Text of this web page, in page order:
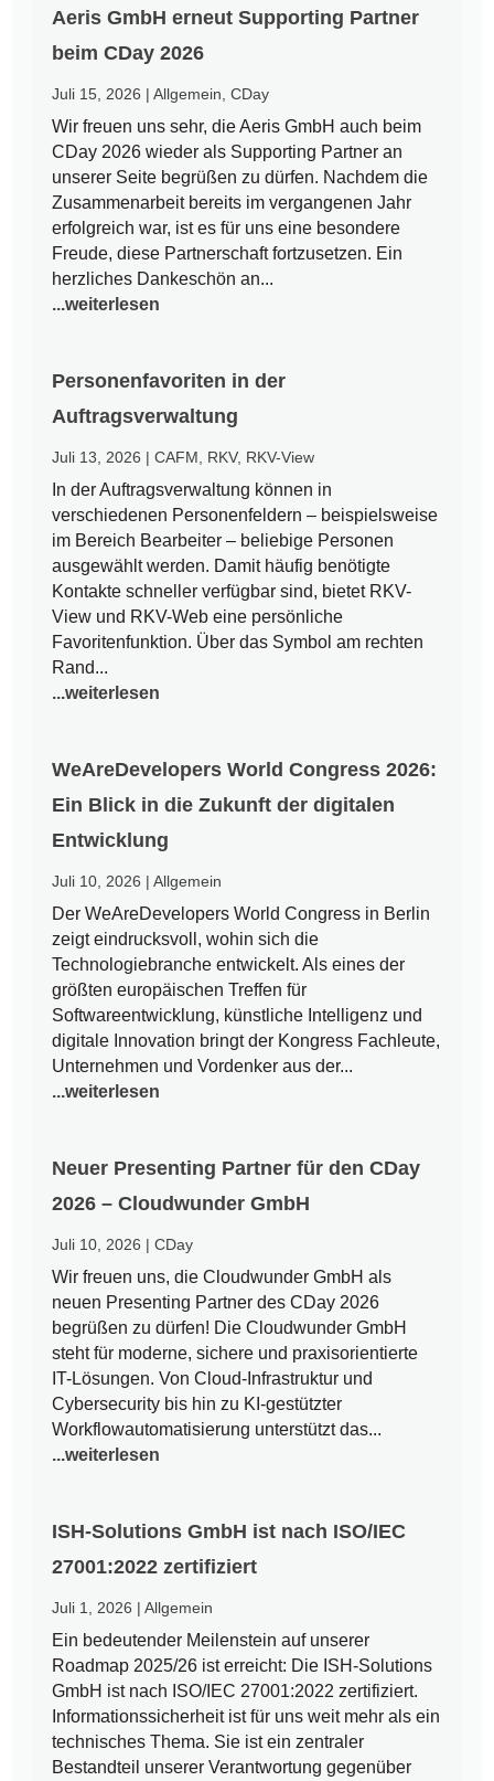
Aeris GmbH erneut Supporting Partner
beim CDay 2026
Juli 15, 2026 |Allgemein ,CDay
Wir freuen uns sehr, die Aeris GmbH auch beim
CDay 2026 wieder als Supporting Partner an
unserer Seite begrüßen zu dürfen. Nachdem die
Zusammenarbeit bereits im vergangenen Jahr
erfolgreich war, ist es für uns eine besondere
Freude, diese Partnerschaft fortzusetzen. Ein
herzliches Dankeschön an...
...weiterlesen
Personenfavoriten in der
Auftragsverwaltung
Juli 13, 2026 |CAFM RKV, RKV-View
In der Auftragsverwaltung können in
verschiedenen Personenfeldern – beispielsweise
im Bereich Bearbeiter – beliebige Personen
ausgewählt werden. Damit häufig benötigte
Kontakte schneller verfügbar sind, bietet RKV-
View und RKV-Web eine persönliche
Favoritenfunktion. Über das Symbol am rechten
Rand...
...weiterlesen
WeAreDevelopers World Congress 2026:
Ein Blick in die Zukunft der digitalen
Entwicklung
Juli 10, 2026 |Allgemein
Der WeAreDevelopers World Congress in Berlin
zeigt eindrucksvoll, wohin sich die
Technologiebranche entwickelt. Als eines der
größten europäischen Treffen für
Softwareentwicklung, künstliche Intelligenz und
digitale Innovation bringt der Kongress Fachleute,
Unternehmen und Vordenker aus der...
...weiterlesen
Neuer Presenting Partner für den CDay
2026 – Cloudwunder GmbH
Juli 10, 2026 |CDay
Wir freuen uns, die Cloudwunder GmbH als
neuen Presenting Partner des CDay 2026
begrüßen zu dürfen! Die Cloudwunder GmbH
steht für moderne, sichere und praxisorientierte
IT-Lösungen. Von Cloud-Infrastruktur und
Cybersecurity bis hin zu KI-gestützter
Workflowautomatisierung unterstützt das...
...weiterlesen
ISH-Solutions GmbH ist nach ISO/IEC
27001:2022 zertifiziert
Juli 1, 2026 |Allgemein
Ein bedeutender Meilenstein auf unserer
Roadmap 2025/26 ist erreicht: Die ISH-Solutions
GmbH ist nach ISO/IEC 27001:2022 zertifiziert.
Informationssicherheit ist für uns weit mehr als ein
technisches Thema. Sie ist ein zentraler
Bestandteil unserer Verantwortung gegenüber